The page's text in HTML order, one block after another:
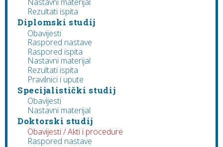
Rezultati ispita
Diplomski studij
Obavijesti
Raspored nastave
Raspored ispita
Nastavni materijal
Rezultati ispita
Pravilnici i upute
Specijalistički studij
Obavijesti
Nastavni materijal
Doktorski studij
Obavijesti / Akti i procedure
Raspored nastave